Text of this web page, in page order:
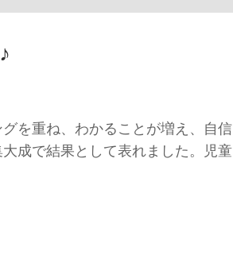
を重ね、わかることが増え、自信
成で結果として表れました。児童